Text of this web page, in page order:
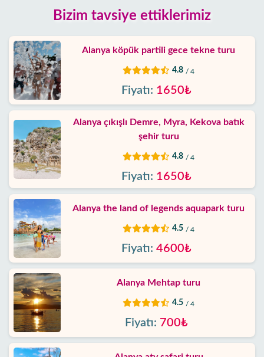
Bizim tavsiye ettiklerimiz
Alanya köpük partili gece tekne turu
4.8 / 4
Fiyatı: 1650₺
Alanya çıkışlı Demre, Myra, Kekova batık
şehir turu
4.8 / 4
Fiyatı: 1650₺
Alanya the land of legends aquapark turu
4.5 / 4
Fiyatı: 4600₺
Alanya Mehtap turu
4.5 / 4
Fiyatı: 700₺